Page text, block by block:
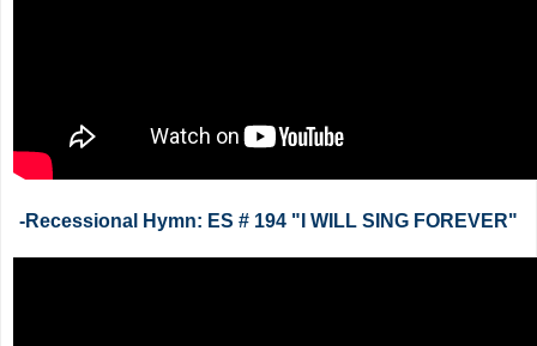
-Recessional Hymn: ES # 194 "I WILL SING FOREVER"